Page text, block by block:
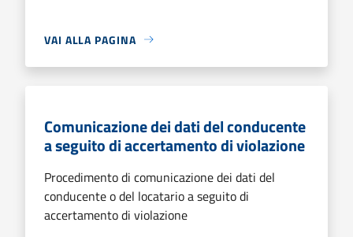
VAI ALLA PAGINA
Comunicazione dei dati del conducente
a seguito di accertamento di violazione
Procedimento di comunicazione dei dati del
conducente o del locatario a seguito di
accertamento di violazione